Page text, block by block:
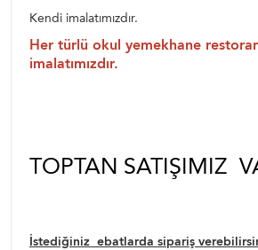
Kendi imalatımızdır.
Her türlü okul yemekhane
imalatımızdır.
TOPTAN SATIŞIMIZ
İstediğiniz ebatlarda sipariş